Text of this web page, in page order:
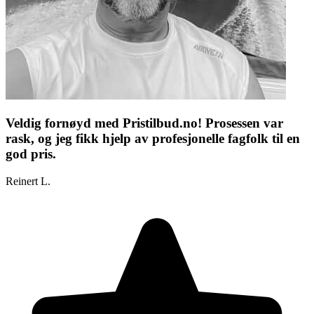
Veldig fornøyd med Pristilbud.no! Prosessen var
rask, og jeg fikk hjelp av profesjonelle fagfolk til en
god pris.
Reinert L.